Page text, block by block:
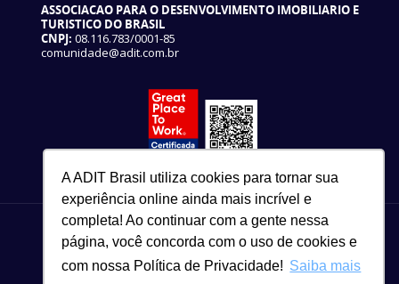
A ADIT Brasil utiliza cookies para tornar sua
experiência online ainda mais incrível e
completa! Ao continuar com a gente nessa
página, você concorda com o uso de cookies e
com nossa Política de Privacidade! Saiba mais
ASSOCIACAO PARA O DESENVOLVIMENTO IMOBILIARIO E
TURISTICO DO BRASIL
CNPJ: 08.116.783/0001-85
comunidade@adit.com.br